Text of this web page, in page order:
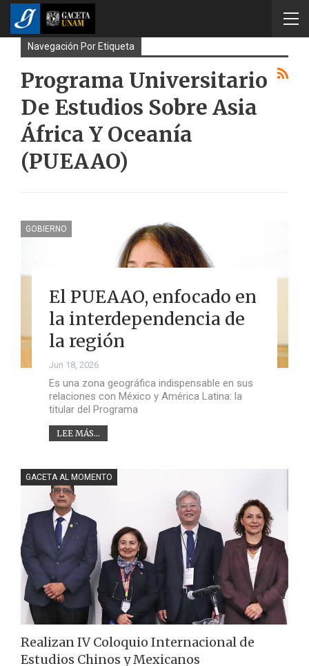
Navegación Por Etiqueta
Programa Universitario
De Estudios Sobre Asia
África Y Oceanía
(PUEAAO)
GOBIERNO
El PUEAAO, enfocado en
la interdependencia de
la región
Jun 18, 2026
Es una zona geográfica indispensable en sus
relaciones con México y América Latina: la
titular del Programa
LEE MÁS...
GACETA AL MOMENTO
Realizan IV Coloquio Internacional de
Estudios Chinos y Mexicanos